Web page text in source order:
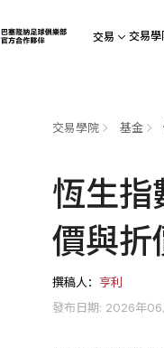
交易 交易學
交易學院 基金
恆生指
價與折
撰稿人： 亨利
發布日期: 2026年06